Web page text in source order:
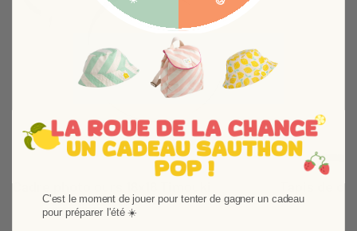
Un cadre photo ours Timouki aussi pratique que
Suivant
C'est le moment de jouer pour tenter de gagner un cadeau
pour préparer l'été ☀️